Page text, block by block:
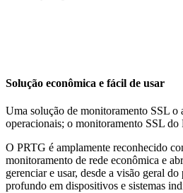
Solução econômica e fácil de usar
Uma solução de monitoramento SSL o
operacionais; o monitoramento SSL do
O PRTG é amplamente reconhecido
monitoramento de rede econômica e
gerenciar e usar, desde a visão geral
profundo em dispositivos e sistemas